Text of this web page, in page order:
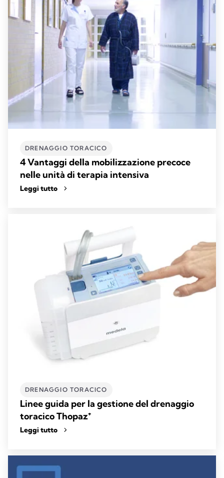
DRENAGGIO TORACICO
4 Vantaggi della mobilizzazione precoce
nelle unità di terapia intensiva
Leggi tutto
DRENAGGIO TORACICO
Linee guida per la gestione del drenaggio
toracico Thopaz⁺
Leggi tutto